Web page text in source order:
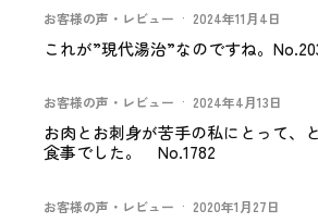
お客様の声・レビュー · 2024年11月4日
これが”現代湯治”なのですね。
お客様の声・レビュー · 2024年4月13日
お肉とお刺身が苦手の私にとって、
食事でした。 No.1782
お客様の声・レビュー · 2020年1月27日